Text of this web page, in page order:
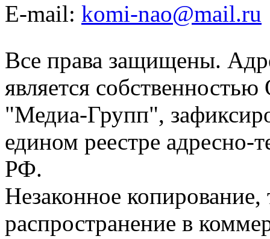
E-mail: komi-nao@mail.ru
Все права защищены.
является
"Медиа-Групп",
едином реестре адресно-
РФ.
Незаконное
распространение в